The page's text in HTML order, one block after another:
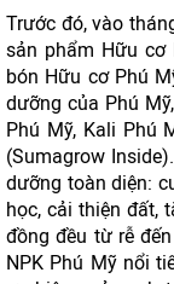
Trước đó, vào
sản phẩm Hữu cơ
bón Hữu cơ Phú
dưỡng của Phú
Phú Mỹ, Kali Phú
(Sumagrow
dưỡng toàn diện:
học, cải thiện đất,
đồng đều từ rễ
NPK Phú Mỹ nổi